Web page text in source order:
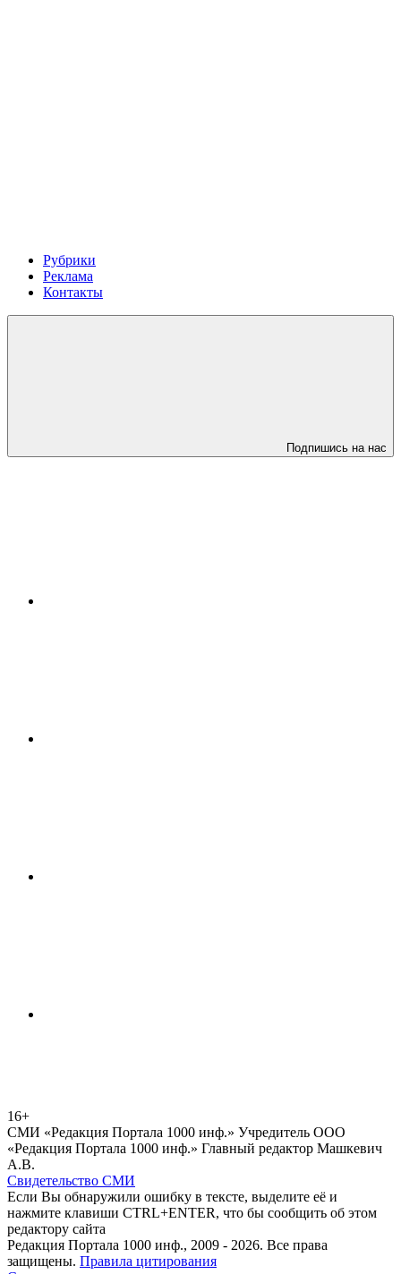
Рубрики
Реклама
Контакты
Подпишись на нас
16+
СМИ «Редакция Портала 1000 инф.» Учредитель ООО
«Редакция Портала 1000 инф.» Главный редактор Машкевич
А.В.
Свидетельство СМИ
Если Вы обнаружили ошибку в тексте, выделите её и
нажмите клавиши CTRL+ENTER, что бы сообщить об этом
редактору сайта
Редакция Портала 1000 инф., 2009 - 2026. Все права
защищены. Правила цитирования